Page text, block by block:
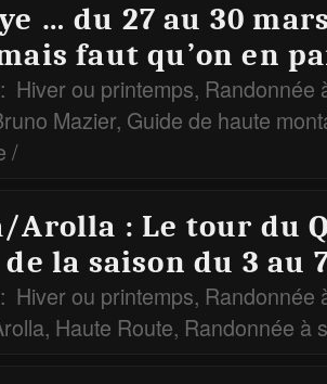
… du 27 au 30
faut qu’on en
Hiver ou printemps, Randonnée
Mazier, Guide de haute
/
Arolla : Le tour du
la saison du 3 au
Hiver ou printemps, Randonnée
, Haute Route, Randonnée à